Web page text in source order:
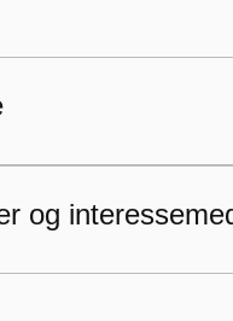
og